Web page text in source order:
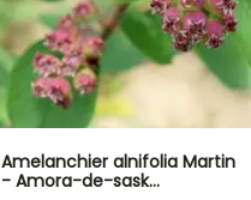
Amelanchier alnifolia Martin
- Amora-de-sask…